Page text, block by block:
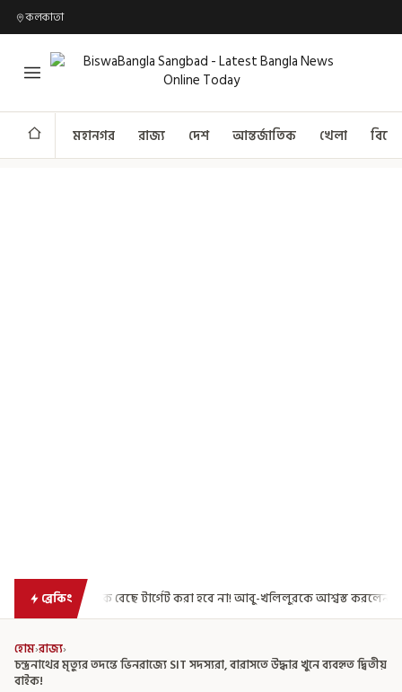
কলকাতা
মহানগর রাজ্য দেশ আন্তর্জাতিক খেলা
ব্রেকিং
টার্গেট করা হবে না! আবু-খলিলুরকে আশ্বস্ত করলেন মুখ্যমন্ত্রী এগিয়ে গেল
হোম›রাজ্য›
চন্দ্রনাথের মৃত্যুর তদন্তে ভিনরাজ্যে SIT সদস্যরা, বারাসতে উদ্ধার খুনে ব্যবহৃত দ্বিতীয়
বাইক!